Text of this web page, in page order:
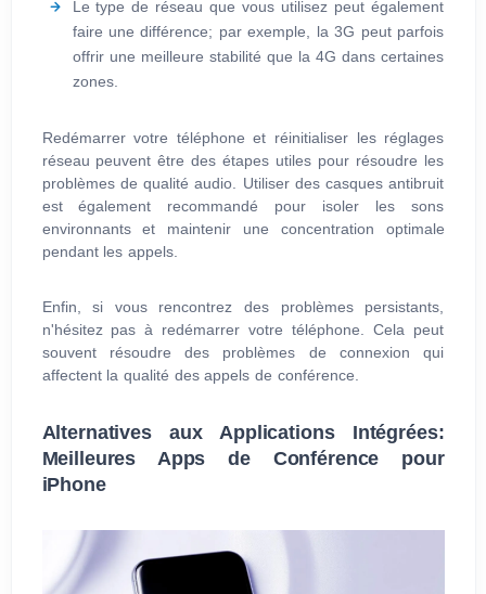
Le type de réseau que vous utilisez peut également
faire une différence; par exemple, la 3G peut parfois
offrir une meilleure stabilité que la 4G dans certaines
zones.
Redémarrer votre téléphone et réinitialiser les réglages
réseau peuvent être des étapes utiles pour résoudre les
problèmes de qualité audio. Utiliser des casques antibruit
est également recommandé pour isoler les sons
environnants et maintenir une concentration optimale
pendant les appels.
Enfin, si vous rencontrez des problèmes persistants,
n'hésitez pas à redémarrer votre téléphone. Cela peut
souvent résoudre des problèmes de connexion qui
affectent la qualité des appels de conférence.
Alternatives aux Applications Intégrées:
Meilleures Apps de Conférence pour
iPhone